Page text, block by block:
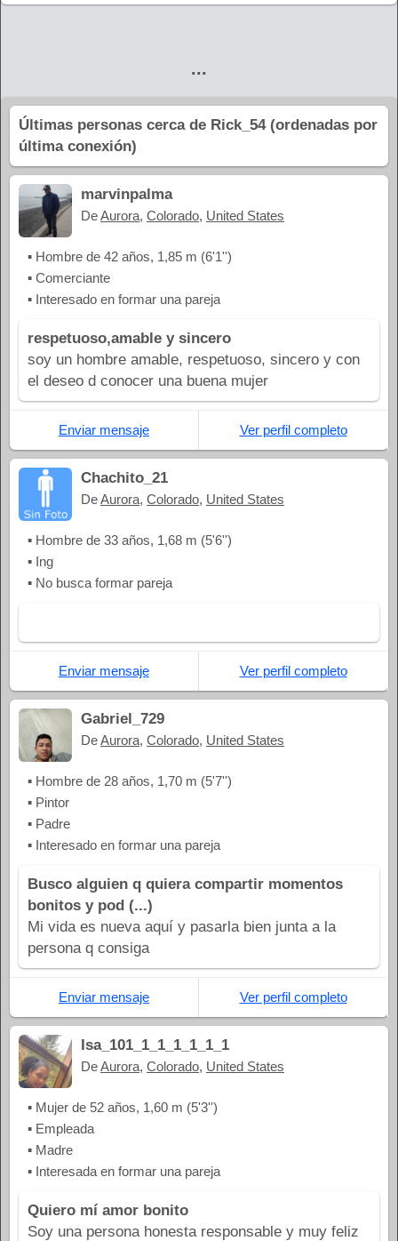
...
Últimas personas cerca de Rick_54 (ordenadas por
última conexión)
marvinpalma
DeAurora, Colorado, United States
▪ Hombre de 42 años, 1,85 m (6'1'')
▪ Comerciante
▪ Interesado en formar una pareja
respetuoso,amable y sincero
soy un hombre amable, respetuoso, sincero y con
el deseo d conocer una buena mujer
Enviar mensaje Ver perfil completo
Chachito_21
DeAurora, Colorado, United States
▪ Hombre de 33 años, 1,68 m (5'6'')
▪ Ing
▪ No busca formar pareja
Enviar mensaje Ver perfil completo
Gabriel_729
DeAurora, Colorado, United States
▪ Hombre de 28 años, 1,70 m (5'7'')
▪ Pintor
▪ Padre
▪ Interesado en formar una pareja
Busco alguien q quiera compartir momentos
bonitos y pod (...)
Mi vida es nueva aquí y pasarla bien junta a la
persona q consiga
Enviar mensaje Ver perfil completo
Isa_101_1_1_1_1_1_1
DeAurora, Colorado, United States
▪ Mujer de 52 años, 1,60 m (5'3'')
▪ Empleada
▪ Madre
▪ Interesada en formar una pareja
Quiero mí amor bonito
Soy una persona honesta responsable y muy feliz